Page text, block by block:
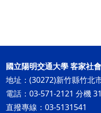
國立陽明交通大學 客家社
地址：(30272)新竹縣竹北
電話：03-571-2121 分機
直撥專線：03-5131541